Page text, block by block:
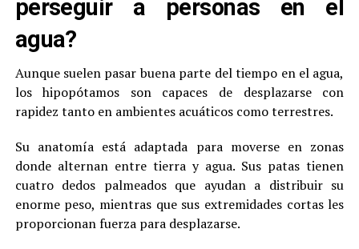
perseguir a personas en el
agua?
Aunque suelen pasar buena parte del tiempo en el agua,
los hipopótamos son capaces de desplazarse con
rapidez tanto en ambientes acuáticos como terrestres.
Su anatomía está adaptada para moverse en zonas
donde alternan entre tierra y agua. Sus patas tienen
cuatro dedos palmeados que ayudan a distribuir su
enorme peso, mientras que sus extremidades cortas les
proporcionan fuerza para desplazarse.